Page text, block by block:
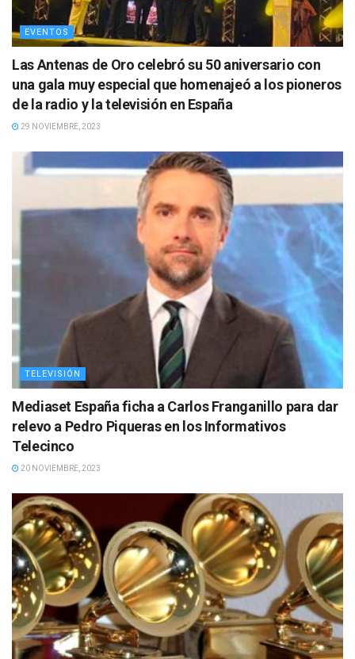
EVENTOS
Las Antenas de Oro celebró su 50 aniversario con
una gala muy especial que homenajeó a los pioneros
de la radio y la televisión en España
29 NOVIEMBRE, 2023
TELEVISIÓN
Mediaset España ficha a Carlos Franganillo para dar
relevo a Pedro Piqueras en los Informativos
Telecinco
20 NOVIEMBRE, 2023